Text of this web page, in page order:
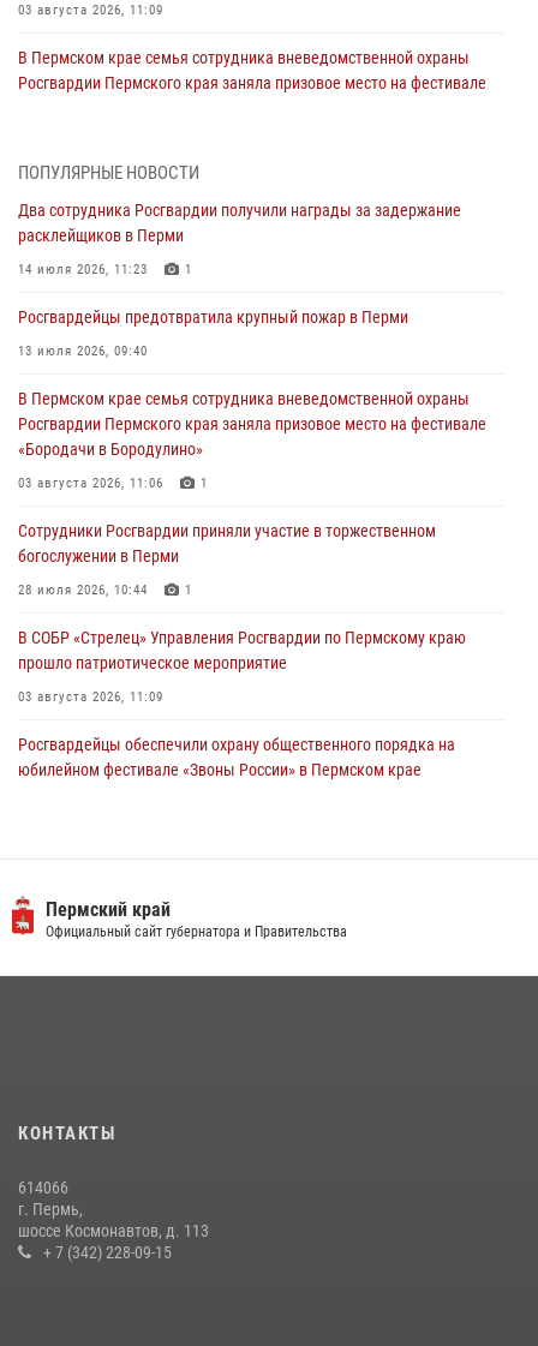
03 августа 2026, 11:09
В Пермском крае семья сотрудника вневедомственной охраны
Росгвардии Пермского края заняла призовое место на фестивале
юных спортсменов
03 августа 2026, 10:59
30 июля 2026, 05:19
богослужении в Перми
28 июля 2026, 10:44
Росгвардейцы оказали силовую поддержку при задержании
28 июля 2026, 06:15
ПОПУЛЯРНЫЕ НОВОСТИ
Два сотрудника Росгвардии получили награды за задержание
расклейщиков в Перми
14 июля 2026, 11:23 1
Росгвардейцы предотвратила крупный пожар в Перми
13 июля 2026, 09:40
В Пермском крае семья сотрудника вневедомственной охраны
Росгвардии Пермского края заняла призовое место на фестивале
«Бородачи в Бородулино»
03 августа 2026, 11:06 1
Сотрудники Росгвардии приняли участие в торжественном
богослужении в Перми
28 июля 2026, 10:44 1
В СОБР «Стрелец» Управления Росгвардии по Пермскому краю
прошло патриотическое мероприятие
03 августа 2026, 11:09
Росгвардейцы обеспечили охрану общественного порядка на
юбилейном фестивале «Звоны России» в Пермском крае
ветеринарно-санитарной службы с годовщиной образования
13 июля 2026, 10:43
09 июля 2026, 06:36
30 июля 2026, 05:19
Пермский край
Официальный сайт губернатора и Правительства
КОНТАКТЫ
614066
г. Пермь,
шоссе Космонавтов, д. 113
+ 7 (342) 228-09-15